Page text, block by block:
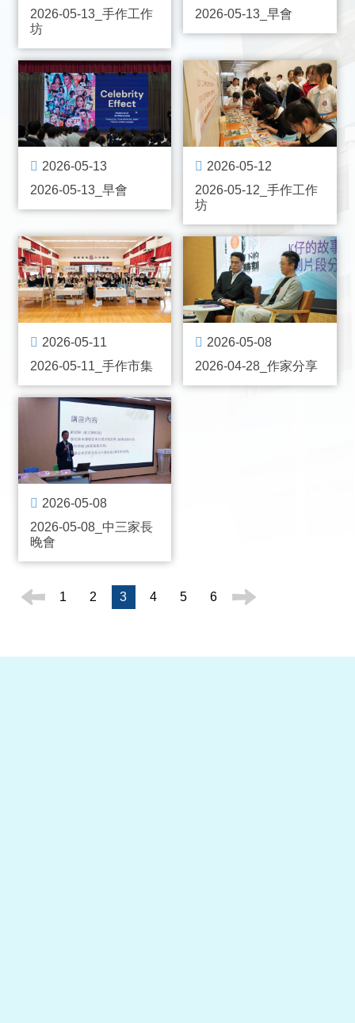
2026-05-13_手作工作
坊
2026-05-13_早會
2026-05-13
2026-05-13_早會
2026-05-12
2026-05-12_手作工作
坊
2026-05-11
2026-05-11_手作市集
2026-05-08
2026-04-28_作家分享
2026-05-08
2026-05-08_中三家長
晚會
1 2 3 4 5 6